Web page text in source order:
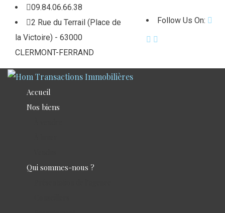
09.84.06.66.38
2 Rue du Terrail (Place de
la Victoire) - 63000
CLERMONT-FERRAND
Follow Us On:
Accueil
Nos biens
Qui sommes-nous ?